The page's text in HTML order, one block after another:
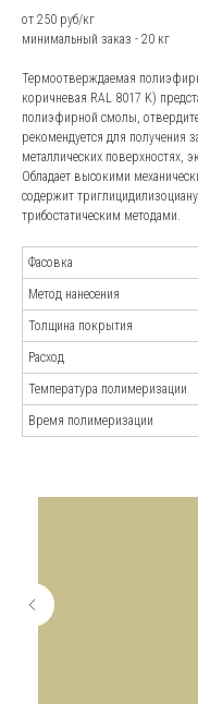
от 250 руб/кг
минимальный заказ - 20 кг
Термоотверждаемая
коричневая RAL 8017 K)
полиэфирной смолы,
рекомендуется для получения
металлических поверхностях,
Обладает высокими
содержит
трибостатическим методами.
Фасовка
Метод нанесения
Толщина покрытия
Расход
Температура полимеризации
Время полимеризации
Старший
по всем
и подберут